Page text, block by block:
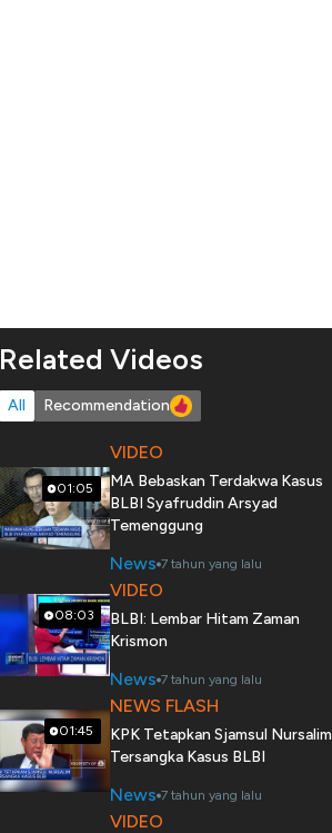
Related Videos
All Recommendation
01:05
VIDEO
MA Bebaskan Terdakwa Kasus
BLBI Syafruddin Arsyad
Temenggung
News 7 tahun yang lalu
08:03
VIDEO
BLBI: Lembar Hitam Zaman
Krismon
News 7 tahun yang lalu
01:45
NEWS FLASH
KPK Tetapkan Sjamsul Nursalim
Tersangka Kasus BLBI
News 7 tahun yang lalu
VIDEO